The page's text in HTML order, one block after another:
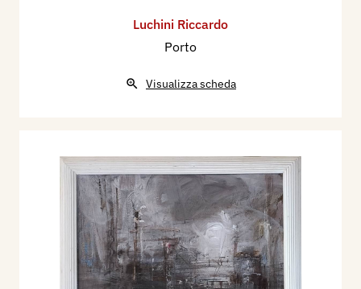
Luchini Riccardo
Porto
Visualizza scheda